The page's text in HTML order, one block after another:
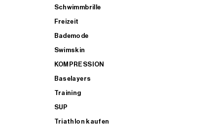
Schwimmbrille
Freizeit
Bademode
Swimskin
KOMPRESSION
Baselayers
Training
SUP
Triathlon kaufen